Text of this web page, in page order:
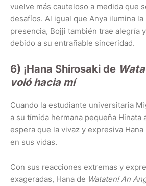
vuelve más cauteloso a medida que
desafíos. Al igual que Anya ilumina
presencia, Bojji también trae alegría
debido a su entrañable sinceridad.
6) ¡Hana Shirosaki de
voló hacia mí
Cuando la estudiante universitaria
a su tímida hermana pequeña Hinata
espera que la vivaz y expresiva
en sus vidas.
Con sus reacciones extremas y
exageradas, Hana de Wataten! An